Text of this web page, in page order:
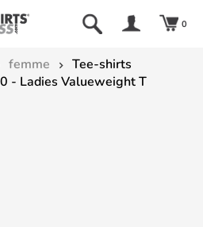
0
femme
Tee-shirts
- Ladies Valueweight T